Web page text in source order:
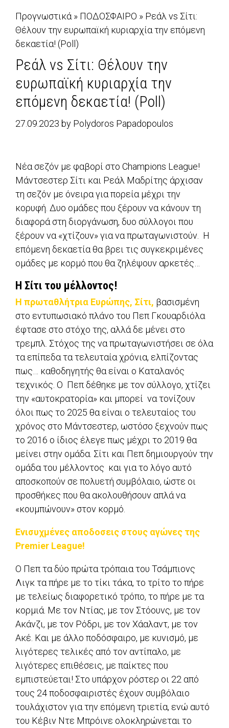
Προγνωστικά » ΠΟΔΟΣΦΑΙΡΟ » Ρεάλ vs Σίτι:
Θέλουν την ευρωπαϊκή κυριαρχία την επόμενη
δεκαετία! (Poll)
Ρεάλ vs Σίτι: Θέλουν την
ευρωπαϊκή κυριαρχία την
επόμενη δεκαετία! (Poll)
27.09.2023 by Polydoros Papadopoulos
Νέα σεζόν με φαβορί στο Champions League!
Μάντσεστερ Σίτι και Ρεάλ Μαδρίτης άρχισαν
τη σεζόν με όνειρα για πορεία μέχρι την
κορυφή. Δυο ομάδες που ξέρουν να κάνουν τη
διαφορά στη διοργάνωση, δυο σύλλογοι που
ξέρουν να «χτίζουν» για να πρωταγωνιστούν. H
επόμενη δεκαετία θα βρει τις συγκεκριμένες
ομάδες με κορμό που θα ζηλέψουν αρκετές…
Η Σίτι του μέλλοντος!
Η πρωταθλήτρια Ευρώπης, Σίτι, βασισμένη
στο εντυπωσιακό πλάνο του Πεπ Γκουαρδιόλα
έφτασε στο στόχο της, αλλά δε μένει στο
τρεμπλ. Στόχος της να πρωταγωνιστήσει σε όλα
τα επίπεδα τα τελευταία χρόνια, ελπίζοντας
πως… καθοδηγητής θα είναι ο Καταλανός
τεχνικός. O Πεπ δέθηκε με τον σύλλογο, χτίζει
την «αυτοκρατορία» και μπορεί να τονίζουν
όλοι πως το 2025 θα είναι ο τελευταίος του
χρόνος στo Μάντσεστερ, ωστόσο ξεχνούν πως
το 2016 ο ίδιος έλεγε πως μέχρι το 2019 θα
μείνει στην ομάδα. Σίτι και Πεπ δημιουργούν την
ομάδα του μέλλοντος και για το λόγο αυτό
αποσκοπούν σε πολυετή συμβόλαιο, ώστε οι
προσθήκες που θα ακολουθήσουν απλά να
«κουμπώνουν» στον κορμό.
Ενισυχμένες αποδοσεις στους αγώνες της
Premier League!
Ο Πεπ τα δύο πρώτα τρόπαια του Τσάμπιονς
Λιγκ τα πήρε με το τίκι τάκα, το τρίτο το πήρε
με τελείως διαφορετικό τρόπο, το πήρε με τα
κορμιά. Με τον Ντίας, με τον Στόουνς, με τον
Ακάνζι, με τον Ρόδρι, με τον Χάαλαντ, με τον
Ακέ. Και με άλλο ποδόσφαιρο, με κυνισμό, με
λιγότερες τελικές από τον αντίπαλο, με
λιγότερες επιθέσεις, με παίκτες που
εμπιστεύεται! Στο υπάρχον ρόστερ οι 22 από
τους 24 ποδοσφαιριστές έχουν συμβόλαιο
τουλάχιστον για την επόμενη τριετία, ενώ αυτό
του Κέβιν Ντε Μπρόινε ολοκληρώνεται το